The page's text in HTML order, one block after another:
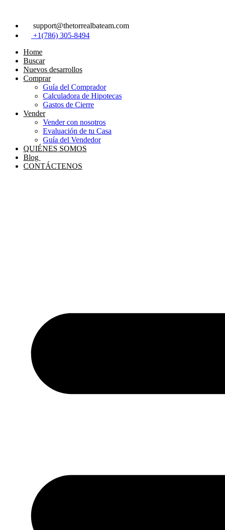
content
support@thetorrealbateam.com
+1(786) 305-8494
Home
Buscar
Nuevos desarrollos
Comprar
Guía del Comprador
Calculadora de Hipotecas
Gastos de Cierre
Vender
Vender con nosotros
Evaluación de tu Casa
Guía del Vendedor
QUIÉNES SOMOS
Blog
CONTÁCTENOS